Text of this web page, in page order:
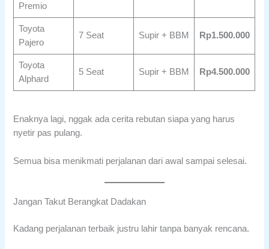
Premio
Toyota
Pajero
7 Seat Supir + BBM Rp1.500.000
Toyota
Alphard
5 Seat Supir + BBM Rp4.500.000
Enaknya lagi, nggak ada cerita rebutan siapa yang harus
nyetir pas pulang.
Semua bisa menikmati perjalanan dari awal sampai selesai.
Jangan Takut Berangkat Dadakan
Kadang perjalanan terbaik justru lahir tanpa banyak rencana.